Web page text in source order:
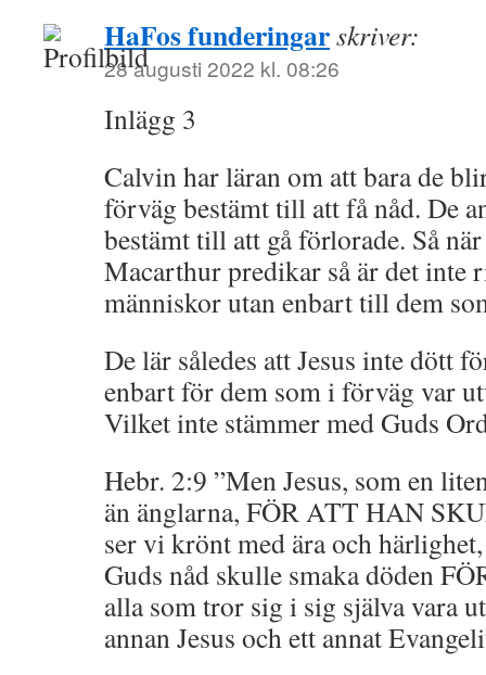
HaFos funderingarskriver:
28 augusti 2022 kl. 08:26
Inlägg 3
Calvin har läran om att bara de
förväg bestämt till att få nåd. De
bestämt till att gå förlorade. Så
Macarthur predikar så är det inte
människor utan enbart till dem
De lär således att Jesus inte dött
enbart för dem som i förväg var
Vilket inte stämmer med Guds
Hebr. 2:9 ”Men Jesus, som en
än änglarna, FÖR ATT HAN
ser vi krönt med ära och
Guds nåd skulle smaka döden
alla som tror sig i sig själva vara
annan Jesus och ett annat